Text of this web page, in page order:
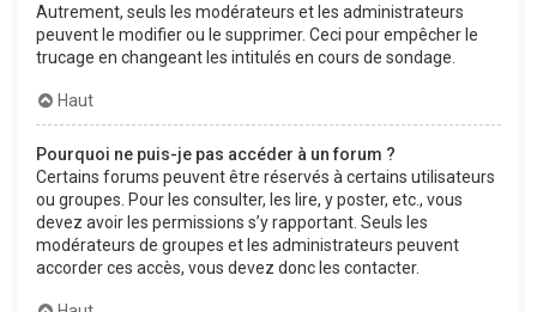
Autrement, seuls les modérateurs et les administrateurs
peuvent le modifier ou le supprimer. Ceci pour empêcher le
trucage en changeant les intitulés en cours de sondage.
Haut
Pourquoi ne puis-je pas accéder à un forum ?
Certains forums peuvent être réservés à certains utilisateurs
ou groupes. Pour les consulter, les lire, y poster, etc., vous
devez avoir les permissions s’y rapportant. Seuls les
modérateurs de groupes et les administrateurs peuvent
accorder ces accès, vous devez donc les contacter.